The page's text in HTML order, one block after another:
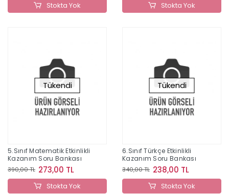
Stokta Yok Stokta Yok
Tükendi
5.Sınıf Matematik Etkinlikli
Kazanım Soru Bankası
390,00 TL 273,00 TL
Stokta Yok
Tükendi
6.Sınıf Türkçe Etkinlikli
Kazanım Soru Bankası
340,00 TL 238,00 TL
Stokta Yok